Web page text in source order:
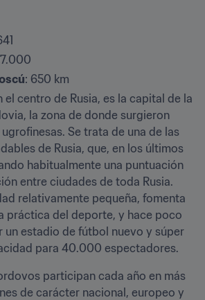
: 650 km
el centro de Rusia, es la capital de la
la zona de donde surgieron
Se trata de una de las
de Rusia, que, en los últimos
habitualmente una puntuación
entre ciudades de toda Rusia.
relativamente pequeña, fomenta
práctica del deporte, y hace poco
un estadio de fútbol nuevo y súper
para 40.000 espectadores.
participan cada año en más
de carácter nacional, europeo y